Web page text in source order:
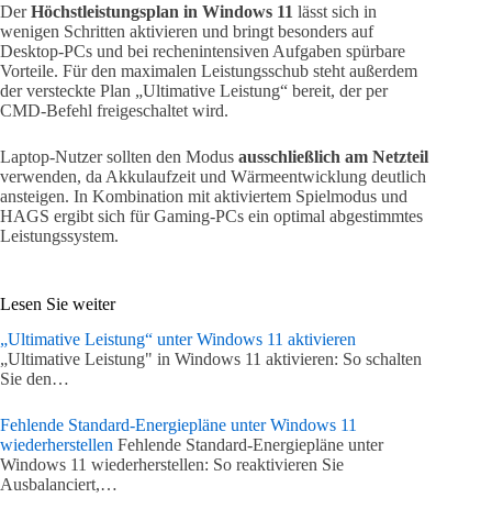
DerHöchstleistungsplan in Windows 11 lässt sich in
wenigen Schritten aktivieren und bringt besonders auf
Desktop-PCs und bei rechenintensiven Aufgaben spürbare
Vorteile. Für den maximalen Leistungsschub steht außerdem
der versteckte Plan „Ultimative Leistung“ bereit, der per
CMD-Befehl freigeschaltet wird.
Laptop-Nutzer sollten den Modus ausschließlich am Netzteil
verwenden, da Akkulaufzeit und Wärmeentwicklung deutlich
ansteigen. In Kombination mit aktiviertem Spielmodus und
HAGS ergibt sich für Gaming-PCs ein optimal abgestimmtes
Leistungssystem.
Lesen Sie weiter
„Ultimative Leistung“ unter Windows 11 aktivieren
„Ultimative Leistung" in Windows 11 aktivieren: So schalten
Sie den…
Fehlende Standard-Energiepläne unter Windows 11
wiederherstellen Fehlende Standard-Energiepläne unter
Windows 11 wiederherstellen: So reaktivieren Sie
Ausbalanciert,…